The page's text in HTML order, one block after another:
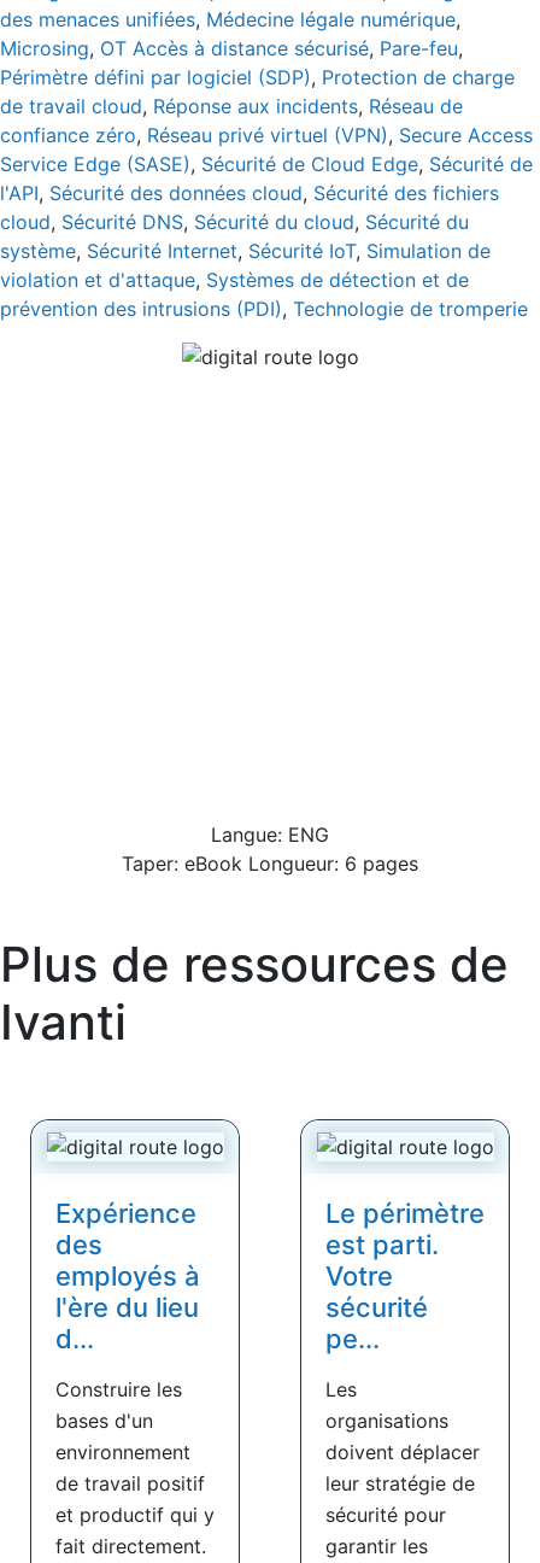
des menaces unifiées, Médecine légale numérique,
Microsing, OT Accès à distance sécurisé, Pare-feu,
Périmètre défini par logiciel (SDP), Protection de charge
de travail cloud, Réponse aux incidents, Réseau de
confiance zéro, Réseau privé virtuel (VPN), Secure Access
Service Edge (SASE), Sécurité de Cloud Edge, Sécurité de
l'API, Sécurité des données cloud, Sécurité des fichiers
cloud, Sécurité DNS, Sécurité du cloud, Sécurité du
système, Sécurité Internet, Sécurité IoT, Simulation de
violation et d'attaque, Systèmes de détection et de
prévention des intrusions (PDI), Technologie de tromperie
Langue: ENG
Taper: eBook Longueur: 6 pages
Plus de ressources de
Ivanti
Expérience
des
employés à
l'ère du lieu
d...
Construire les
bases d'un
environnement
de travail positif
et productif qui y
fait directement.
Le périmètre
est parti.
Votre
sécurité
pe...
Les
organisations
doivent déplacer
leur stratégie de
sécurité pour
garantir les